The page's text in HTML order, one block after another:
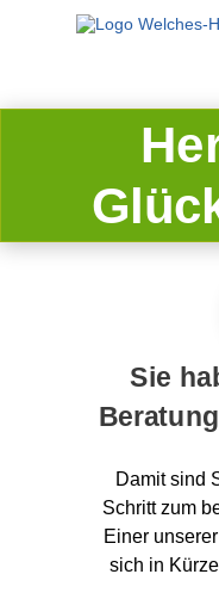
Sie
Damit sind
Schritt zum
Einer
sich in